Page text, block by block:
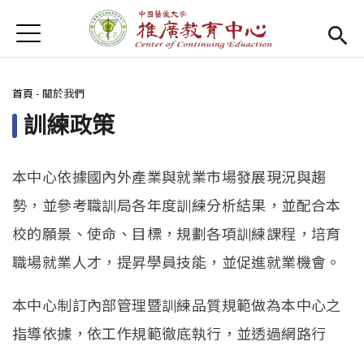
首頁
首頁
Open submenu (關於我們)
關於我們
最新消息
課程報名系統(link is external)
檔案下載
匯款資訊
學校首頁(link is external)
Open
樂齡專區
Jump to Navigation
Jump to Main content
您在這裡
首頁 - 關於我們
訓練政策
本中心依據國內外產業與就業市場發展現況與趨
勢，並參考職訓局各年度訓練分析結果，並配合本
校的願景、使命、目標，規劃各項訓練課程，培育
職場就業人才，提昇學員技能，並促進就業機會。
本中心制訂內部管理暨訓練品質規範做為本中心之
指導依據，依工作規範徹底執行，並透過網路行